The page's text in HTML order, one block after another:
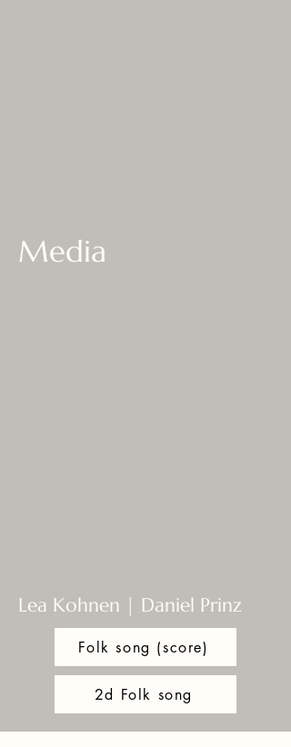
Media
Lea Kohnen | Daniel Prinz
Folk song (score)
2d Folk song